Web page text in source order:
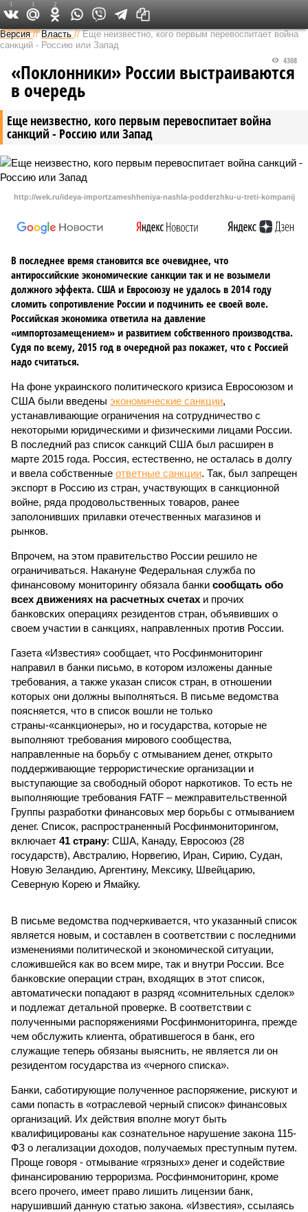
Федеральный выпуск
Версия //Власть //Еще неизвестно, кого первым перевоспитает война
санкций - Россию или Запад
Еще неизвестно, кого первым перевоспитает война
санкций - Россию или Запад
4308
«Поклонники» России выстраиваются
в очередь
http://wek.ru/ideya-importzameshheniya-nashla-podderzhku-u-treti-kompanij
В последнее время становится все очевиднее, что
антироссийские экономические санкции так и не возымели
должного эффекта. США и Евросоюзу не удалось в 2014 году
сломить сопротивление России и подчинить ее своей воле.
Российская экономика ответила на давление
«импортозамещением» и развитием собственного производства.
Судя по всему, 2015 год в очередной раз покажет, что с Россией
надо считаться.
На фоне украинского политического кризиса Евросоюзом и
США были введены экономические санкции,
устанавливающие ограничения на сотрудничество с
некоторыми юридическими и физическими лицами России.
В последний раз список санкций США был расширен в
марте 2015 года. Россия, естественно, не осталась в долгу
и ввела собственные ответные санкции. Так, был запрещен
экспорт в Россию из стран, участвующих в санкционной
войне, ряда продовольственных товаров, ранее
заполонивших прилавки отечественных магазинов и
рынков.
Впрочем, на этом правительство России решило не
ограничиваться. Накануне Федеральная служба по
финансовому мониторингу обязала банки сообщать обо
всех движениях на расчетных счетах и прочих
банковских операциях резидентов стран, объявивших о
своем участии в санкциях, направленных против России.
Газета «Известия» сообщает, что Росфинмониторинг
направил в банки письмо, в котором изложены данные
требования, а также указан список стран, в отношении
которых они должны выполняться. В письме ведомства
поясняется, что в список вошли не только
страны-«санкционеры», но и государства, которые не
выполняют требования мирового сообщества,
направленные на борьбу с отмыванием денег, открыто
поддерживающие террористические организации и
выступающие за свободный оборот наркотиков. То есть не
выполняющие требования FATF – межправительственной
Группы разработки финансовых мер борьбы с отмыванием
денег. Список, распространенный Росфинмониторингом,
включает 41 страну: США, Канаду, Евросоюз (28
государств), Австралию, Норвегию, Иран, Сирию, Судан,
Новую Зеландию, Аргентину, Мексику, Швейцарию,
Северную Корею и Ямайку.
В письме ведомства подчеркивается, что указанный список
является новым, и составлен в соответствии с последними
изменениями политической и экономической ситуации,
сложившейся как во всем мире, так и внутри России. Все
банковские операции стран, входящих в этот список,
автоматически попадают в разряд «сомнительных сделок»
и подлежат детальной проверке. В соответствии с
полученными распоряжениями Росфинмониторинга, прежде
чем обслужить клиента, обратившегося в банк, его
служащие теперь обязаны выяснить, не является ли он
резидентом государства из «черного списка».
Банки, саботирующие полученное распоряжение, рискуют и
сами попасть в «отраслевой черный список» финансовых
организаций. Их действия вполне могут быть
квалифицированы как сознательное нарушение закона 115-
ФЗ о легализации доходов, получаемых преступным путем.
Проще говоря - отмывание «грязных» денег и содействие
финансированию терроризма. Росфинмониторинг, кроме
всего прочего, имеет право лишить лицензии банк,
нарушивший данную статью закона. «Известия», ссылаясь
1 1 2